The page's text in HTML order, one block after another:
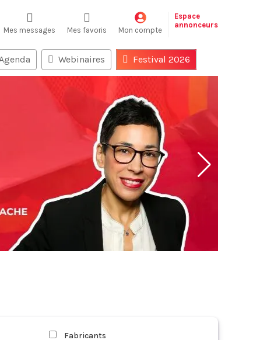
Mes messages Mes favoris Mon compte
Espace
annonceurs
Webinaires Festival 2026
Fabricants